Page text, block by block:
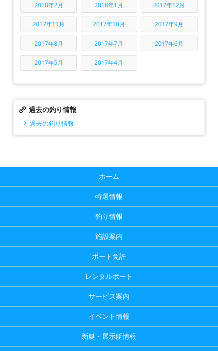
2018年2月 2018年1月 2017年12月
2017年11月 2017年10月 2017年9月
2017年8月 2017年7月 2017年6月
2017年5月 2017年4月
過去の釣り情報
過去の釣り情報
ホーム
特選情報
釣り情報
施設案内
ボート免許
レンタルボート
サービス案内
イベント情報
新艇・展示艇情報